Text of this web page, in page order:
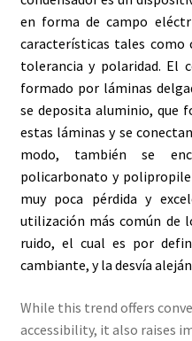
Servicios
Shop
Soporte
Tienda
Wishlist
en forma de campo
características tales como
tolerancia y polaridad. El
formado por láminas
se deposita aluminio, que
estas láminas y se
modo, también se
policarbonato y
muy poca pérdida y
utilización más común de
ruido, el cual es por
cambiante, y la desvía
While this trend offers
accessibility, it also raises